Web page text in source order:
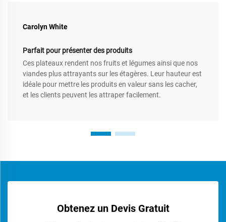
Carolyn White
Parfait pour présenter des produits
Ces plateaux rendent nos fruits et légumes ainsi que nos
viandes plus attrayants sur les étagères. Leur hauteur est
idéale pour mettre les produits en valeur sans les cacher,
et les clients peuvent les attraper facilement.
Obtenez un Devis Gratuit